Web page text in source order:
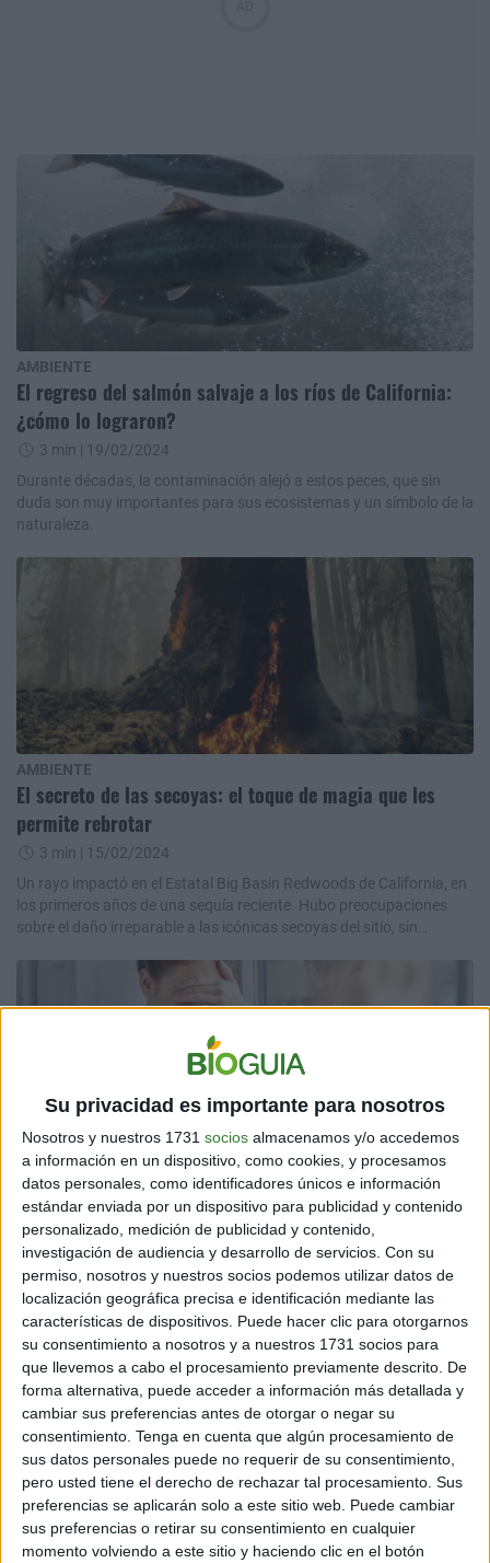
Su privacidad es importante para nosotros
Nosotros y nuestros 1731 socios almacenamos y/o accedemos
a información en un dispositivo, como cookies, y procesamos
datos personales, como identificadores únicos e información
estándar enviada por un dispositivo para publicidad y contenido
personalizado, medición de publicidad y contenido,
investigación de audiencia y desarrollo de servicios. Con su
permiso, nosotros y nuestros socios podemos utilizar datos de
localización geográfica precisa e identificación mediante las
características de dispositivos. Puede hacer clic para otorgarnos
su consentimiento a nosotros y a nuestros 1731 socios para
que llevemos a cabo el procesamiento previamente descrito. De
forma alternativa, puede acceder a información más detallada y
cambiar sus preferencias antes de otorgar o negar su
consentimiento. Tenga en cuenta que algún procesamiento de
sus datos personales puede no requerir de su consentimiento,
pero usted tiene el derecho de rechazar tal procesamiento. Sus
preferencias se aplicarán solo a este sitio web. Puede cambiar
sus preferencias o retirar su consentimiento en cualquier
momento volviendo a este sitio y haciendo clic en el botón
AMBIENTE
El regreso del salmón salvaje a los ríos de California:
¿cómo lo lograron?
3 min | 19/02/2024
Durante décadas, la contaminación alejó a estos peces, que sin
duda son muy importantes para sus ecosistemas y un símbolo de la
naturaleza.
AMBIENTE
El secreto de las secoyas: el toque de magia que les
permite rebrotar
3 min | 15/02/2024
Un rayo impactó en el Estatal Big Basin Redwoods de California, en
los primeros años de una sequía reciente. Hubo preocupaciones
sobre el daño irreparable a las icónicas secoyas del sitio, sin
Legislación declara redes sociales como amenaza para
el bienestar psicológico
3 min| 02/02/2024
Es la primera ciudad del planeta que realiza esta acción. Las
autoridades neoyorkinas se valen de estadísticas que exhiben los
problemas que las redes de Interner causan en la población juvenil.